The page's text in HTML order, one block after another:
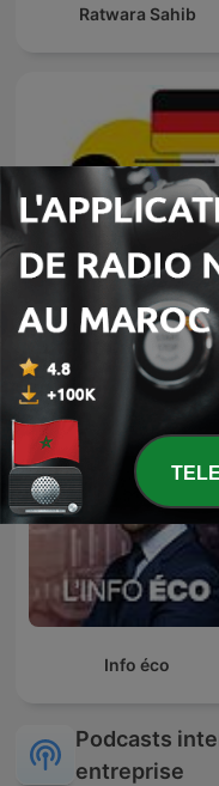
Ratwara Sahib
9Natree Germany
Info éco
Podcasts
entreprise